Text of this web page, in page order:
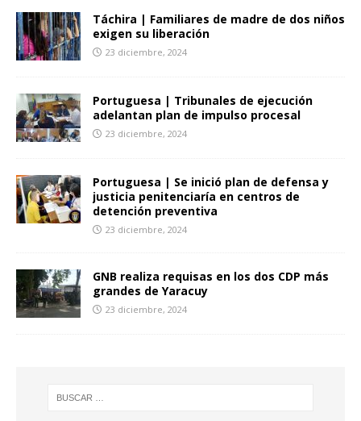
Táchira | Familiares de madre de dos niños
exigen su liberación
23 diciembre, 2024
Portuguesa | Tribunales de ejecución
adelantan plan de impulso procesal
23 diciembre, 2024
Portuguesa | Se inició plan de defensa y
justicia penitenciaría en centros de
detención preventiva
23 diciembre, 2024
GNB realiza requisas en los dos CDP más
grandes de Yaracuy
23 diciembre, 2024